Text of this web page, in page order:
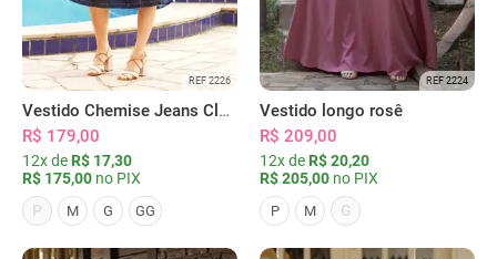
REF 2226
Vestido Chemise Jeans Clássica Serena
R$ 179,00
12x de R$ 17,30
R$ 175,00 no PIX
P
M G GG
REF 2224
Vestido longo rosê
R$ 209,00
12x de R$ 20,20
R$ 205,00 no PIX
P M G